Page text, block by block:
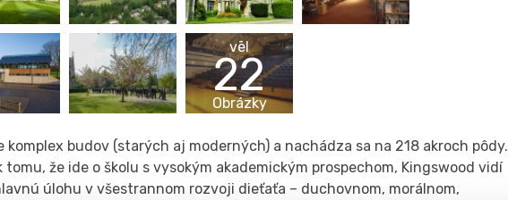
vēl
22
Obrázky
komplex budov (starých aj moderných) a nachádza sa na 218 akroch pôdy.
tomu, že ide o školu s vysokým akademickým prospechom, Kingswood vidí
úlohu v všestrannom rozvoji dieťaťa – duchovnom, morálnom,